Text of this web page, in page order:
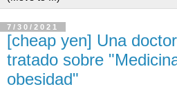
7/30/2021
[cheap yen] Una
tratado sobre
obesidad"